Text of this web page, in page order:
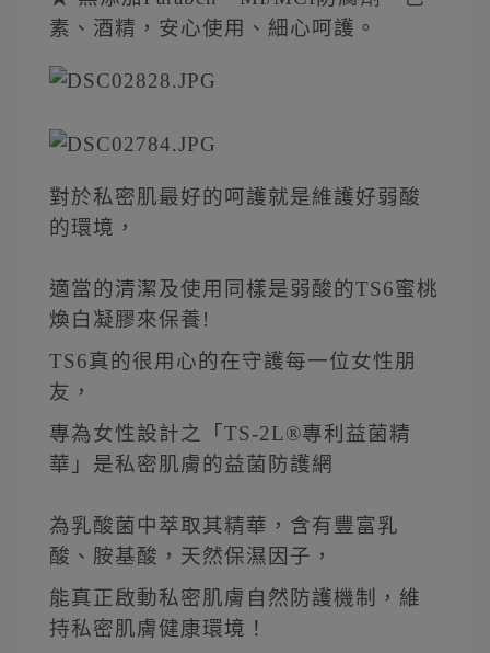
素、酒精，安心使用、細心呵護。
對於私密肌最好的呵護就是維護好弱酸
的環境，
適當的清潔及使用同樣是弱酸的TS6蜜桃
煥白凝膠來保養!
TS6真的很用心的在守護每一位女性朋
友，
專為女性設計之「TS-2L®專利益菌精
華」是私密肌膚的益菌防護網
為乳酸菌中萃取其精華，含有豐富乳
酸、胺基酸，天然保濕因子，
能真正啟動私密肌膚自然防護機制，維
持私密肌膚健康環境！